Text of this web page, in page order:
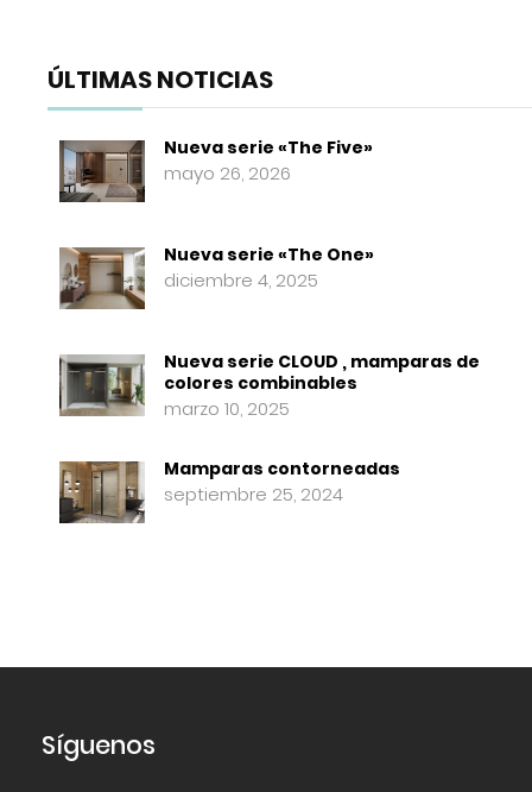
ÚLTIMAS NOTICIAS
Nueva serie «The Five»
mayo 26, 2026
Nueva serie «The One»
diciembre 4, 2025
Nueva serie CLOUD , mamparas de
colores combinables
marzo 10, 2025
Mamparas contorneadas
septiembre 25, 2024
Síguenos